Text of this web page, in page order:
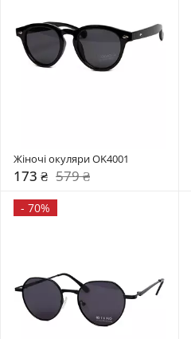
Жіночі окуляри OK4001
173 ₴ 579 ₴
- 70%